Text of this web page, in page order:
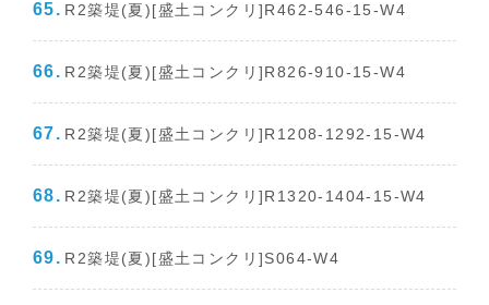
R2築堤(夏)[盛土コンクリ]R462-546-15-W4
R2築堤(夏)[盛土コンクリ]R826-910-15-W4
R2築堤(夏)[盛土コンクリ]R1208-1292-15-W4
R2築堤(夏)[盛土コンクリ]R1320-1404-15-W4
R2築堤(夏)[盛土コンクリ]S064-W4